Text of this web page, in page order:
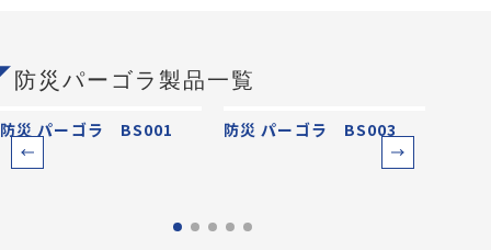
防災パーゴラ製品一覧
防災 パーゴラ BS001 防災 パーゴラ BS003